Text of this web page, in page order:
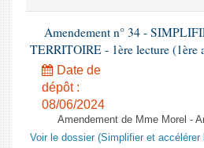
Amendement n° 34 -
TERRITOIRE - 1ère lecture (1ère
Date de
dépôt :
08/06/2024
Amendement de Mme Morel -
Voir le dossier (Simplifier et